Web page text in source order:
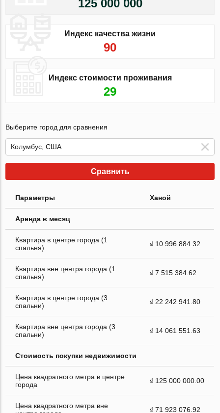
125 000 000
Индекс качества жизни
90
Индекс стоимости проживания
29
Выберите город для сравнения
Сравнить
Параметры Ханой
Аренда в месяц
Квартира в центре города (1
спальня)
₫ 10 996 884.32
Квартира вне центра города (1
спальня)
₫ 7 515 384.62
Квартира в центре города (3
спальни)
₫ 22 242 941.80
Квартира вне центра города (3
спальни)
₫ 14 061 551.63
Стоимость покупки недвижимости
Цена квадратного метра в центре
города
₫ 125 000 000.00
Цена квадратного метра вне
₫ 71 923 076.92